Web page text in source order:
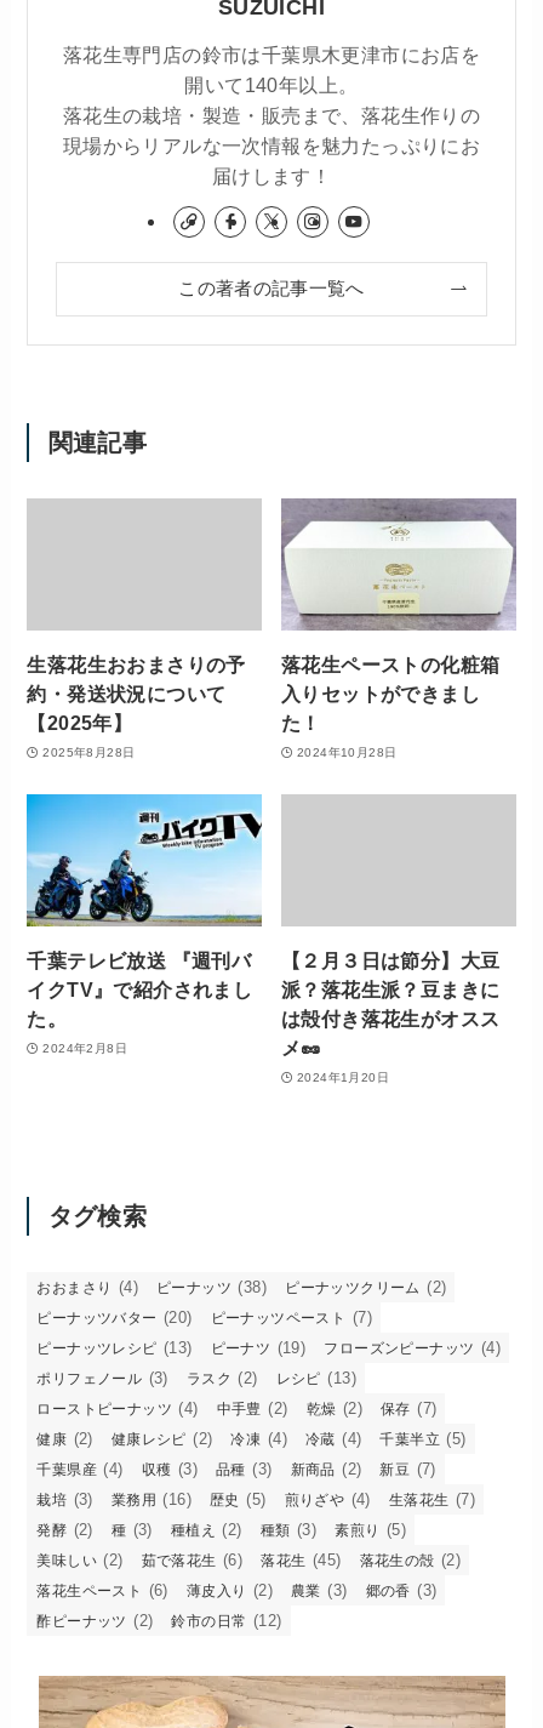
SUZUICHI
落花生専門店の鈴市は千葉県木更津市にお店を
開いて140年以上。
落花生の栽培・製造・販売まで、落花生作りの
現場からリアルな一次情報を魅力たっぷりにお
届けします！
この著者の記事一覧へ
関連記事
生落花生おおまさりの予
約・発送状況について
【2025年】
2025年8月28日
落花生ペーストの化粧箱
入りセットができまし
た！
2024年10月28日
千葉テレビ放送 『週刊バ
イクTV』で紹介されまし
た。
2024年2月8日
【２月３日は節分】大豆
派？落花生派？豆まきに
は殻付き落花生がオスス
メ🥜
2024年1月20日
タグ検索
おおまさり (4) ピーナッツ (38) ピーナッツクリーム (2)
ピーナッツバター (20) ピーナッツペースト (7)
ピーナッツレシピ (13) ピーナツ (19) フローズンピーナッツ (4)
ポリフェノール (3) ラスク (2) レシピ (13)
ローストピーナッツ (4) 中手豊 (2) 乾燥 (2) 保存 (7)
健康 (2) 健康レシピ (2) 冷凍 (4) 冷蔵 (4) 千葉半立 (5)
千葉県産 (4) 収穫 (3) 品種 (3) 新商品 (2) 新豆 (7)
栽培 (3) 業務用 (16) 歴史 (5) 煎りざや (4) 生落花生 (7)
発酵 (2) 種 (3) 種植え (2) 種類 (3) 素煎り (5)
美味しい (2) 茹で落花生 (6) 落花生 (45) 落花生の殻 (2)
落花生ペースト (6) 薄皮入り (2) 農業 (3) 郷の香 (3)
酢ピーナッツ (2) 鈴市の日常 (12)